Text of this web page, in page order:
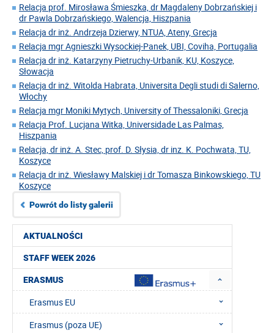
AKTUALNOŚCI
STAFF WEEK 2026
ERASMUS
Erasmus EU
Erasmus (poza UE)
Relacja prof. Mirosława Śmieszka, dr Magdaleny Dobrzańskiej i
dr Pawla Dobrzańskiego, Walencja, Hiszpania
Relacja dr inż. Andrzeja Dzierwy, NTUA, Ateny, Grecja
Relacja mgr Agnieszki Wysockiej-Panek, UBI, Coviha, Portugalia
Relacja dr inż. Katarzyny Pietruchy-Urbanik, KU, Koszyce,
Słowacja
Relacja dr inż. Witolda Habrata, Universita Degli studi di Salerno,
Włochy
Relacja mgr Moniki Mytych, University of Thessaloniki, Grecja
Relacja Prof. Lucjana Witka, Universidade Las Palmas,
Hiszpania
Relacja, dr inż. A. Stec, prof. D. Słysia, dr inz. K. Pochwata, TU,
Koszyce
Relacja dr inż. Wiesławy Malskiej i dr Tomasza Binkowskiego, TU
Koszyce
Powrót do listy galerii